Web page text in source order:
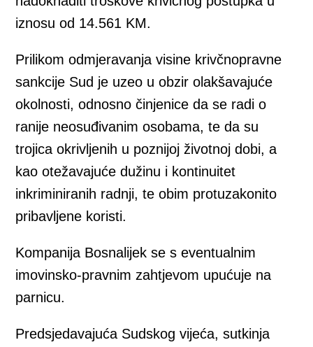
iznosu od 14.561 KM.
Prilikom odmjeravanja visine krivčnopravne
sankcije Sud je uzeo u obzir olakšavajuće
okolnosti, odnosno činjenice da se radi o
ranije neosuđivanim osobama, te da su
trojica okrivljenih u poznijoj životnoj dobi, a
kao otežavajuće dužinu i kontinuitet
inkriminiranih radnji, te obim protuzakonito
pribavljene koristi.
Kompanija Bosnalijek se s eventualnim
imovinsko-pravnim zahtjevom upućuje na
parnicu.
Predsjedavajuća Sudskog vijeća, sutkinja